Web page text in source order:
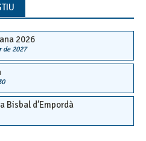
2026
de 2027
Bisbal d’Empordà